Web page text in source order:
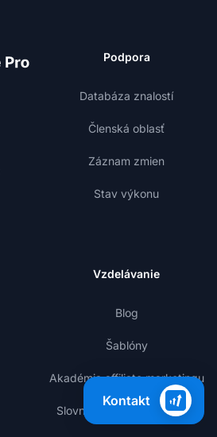
Podpora
Databáza znalostí
Členská oblasť
Záznam zmien
Stav výkonu
Vzdelávanie
Blog
Šablóny
Akadémia affiliate marketingu
Slovník affiliate marketingu
Kontakt